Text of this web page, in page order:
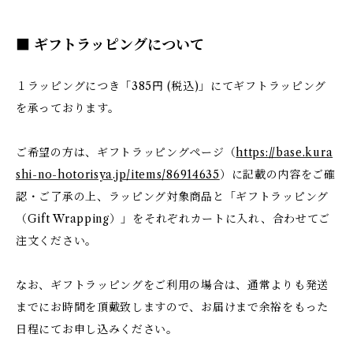
■ ギフトラッピングについて
１ラッピングにつき「385円 (税込)」にてギフトラッピング
を承っております。
ご希望の方は、ギフトラッピングページ（https://base.kura
shi-no-hotorisya.jp/items/86914635）に記載の内容をご確
認・ご了承の上、ラッピング対象商品と「ギフトラッピング
（Gift Wrapping）」をそれぞれカートに入れ、合わせてご
注文ください。
なお、ギフトラッピングをご利用の場合は、通常よりも発送
までにお時間を頂戴致しますので、お届けまで余裕をもった
日程にてお申し込みください。